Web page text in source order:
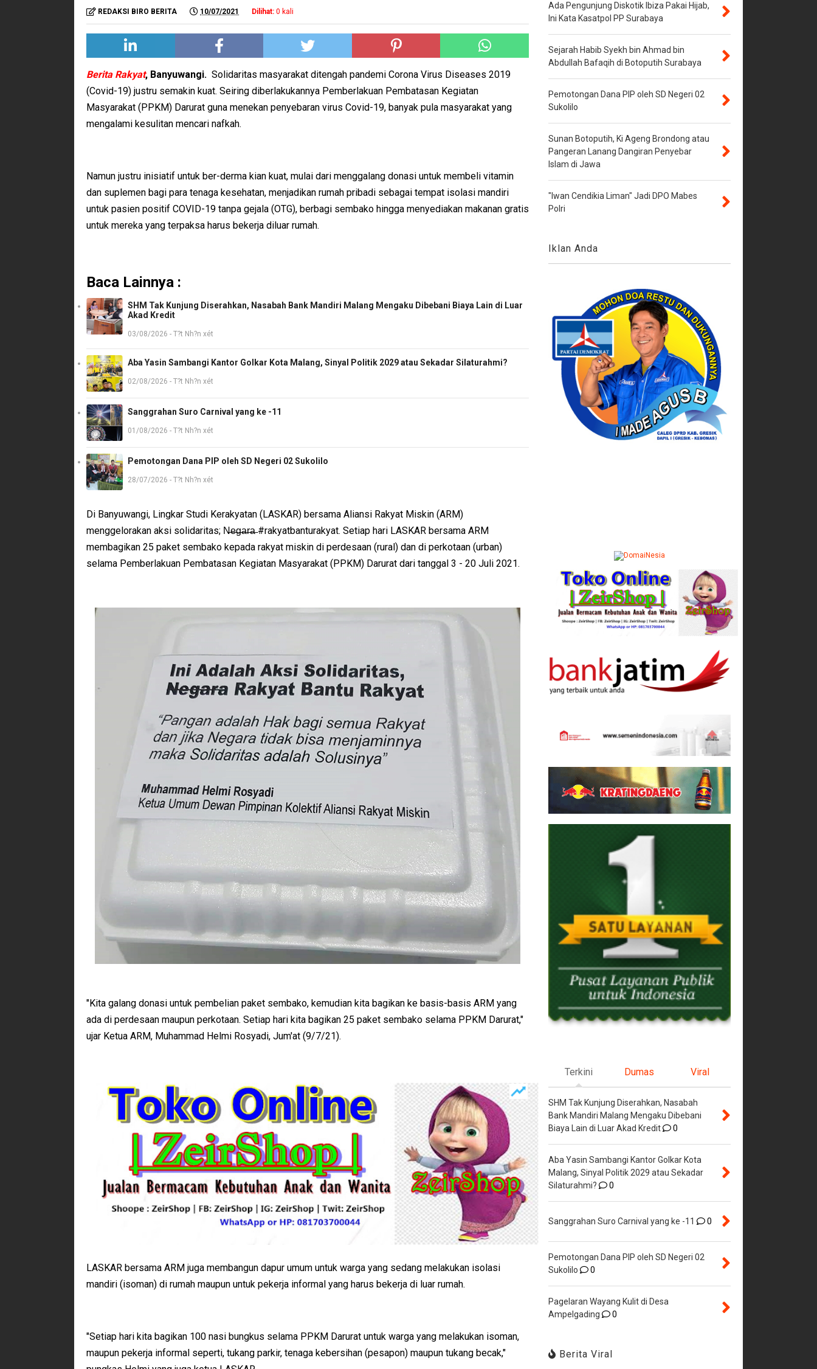
REDAKSI BIRO BERITA 10/07/2021 Dilihat: 0 kali
Berita Rakyat, Banyuwangi. Solidaritas masyarakat ditengah pandemi Corona Virus Diseases 2019
(Covid-19) justru semakin kuat. Seiring diberlakukannya Pemberlakuan Pembatasan Kegiatan
Masyarakat (PPKM) Darurat guna menekan penyebaran virus Covid-19, banyak pula masyarakat yang
mengalami kesulitan mencari nafkah.
Namun justru inisiatif untuk ber-derma kian kuat, mulai dari menggalang donasi untuk membeli vitamin
dan suplemen bagi para tenaga kesehatan, menjadikan rumah pribadi sebagai tempat isolasi mandiri
untuk pasien positif COVID-19 tanpa gejala (OTG), berbagi sembako hingga menyediakan makanan gratis
untuk mereka yang terpaksa harus bekerja diluar rumah.
Baca Lainnya :
SHM Tak Kunjung Diserahkan, Nasabah Bank Mandiri Malang Mengaku Dibebani Biaya Lain di Luar
Akad Kredit
03/08/2026 - T?t Nh?n xét
Aba Yasin Sambangi Kantor Golkar Kota Malang, Sinyal Politik 2029 atau Sekadar Silaturahmi?
02/08/2026 - T?t Nh?n xét
Sanggrahan Suro Carnival yang ke -11
01/08/2026 - T?t Nh?n xét
Pemotongan Dana PIP oleh SD Negeri 02 Sukolilo
28/07/2026 - T?t Nh?n xét
Di Banyuwangi, Lingkar Studi Kerakyatan (LASKAR) bersama Aliansi Rakyat Miskin (ARM)
menggelorakan aksi solidaritas; N̶e̶g̶a̶r̶a̶ #rakyatbanturakyat. Setiap hari LASKAR bersama ARM
membagikan 25 paket sembako kepada rakyat miskin di perdesaan (rural) dan di perkotaan (urban)
selama Pemberlakuan Pembatasan Kegiatan Masyarakat (PPKM) Darurat dari tanggal 3 - 20 Juli 2021.
"Kita galang donasi untuk pembelian paket sembako, kemudian kita bagikan ke basis-basis ARM yang
ada di perdesaan maupun perkotaan. Setiap hari kita bagikan 25 paket sembako selama PPKM Darurat,"
ujar Ketua ARM, Muhammad Helmi Rosyadi, Jum'at (9/7/21).
LASKAR bersama ARM juga membangun dapur umum untuk warga yang sedang melakukan isolasi
mandiri (isoman) di rumah maupun untuk pekerja informal yang harus bekerja di luar rumah.
"Setiap hari kita bagikan 100 nasi bungkus selama PPKM Darurat untuk warga yang melakukan isoman,
maupun pekerja informal seperti, tukang parkir, tenaga kebersihan (pesapon) maupun tukang becak,"
Ada Pengunjung Diskotik Ibiza Pakai Hijab,
Ini Kata Kasatpol PP Surabaya
Sejarah Habib Syekh bin Ahmad bin
Abdullah Bafaqih di Botoputih Surabaya
Pemotongan Dana PIP oleh SD Negeri 02
Sukolilo
Sunan Botoputih, Ki Ageng Brondong atau
Pangeran Lanang Dangiran Penyebar
Islam di Jawa
"Iwan Cendikia Liman" Jadi DPO Mabes
Polri
Iklan Anda
Terkini Dumas Viral
SHM Tak Kunjung Diserahkan, Nasabah
Bank Mandiri Malang Mengaku Dibebani
Biaya Lain di Luar Akad Kredit
0
Aba Yasin Sambangi Kantor Golkar Kota
Malang, Sinyal Politik 2029 atau Sekadar
Silaturahmi?
0
Sanggrahan Suro Carnival yang ke -11 0
Pemotongan Dana PIP oleh SD Negeri 02
Sukolilo
0
Pagelaran Wayang Kulit di Desa
Ampelgading
0
Berita Viral